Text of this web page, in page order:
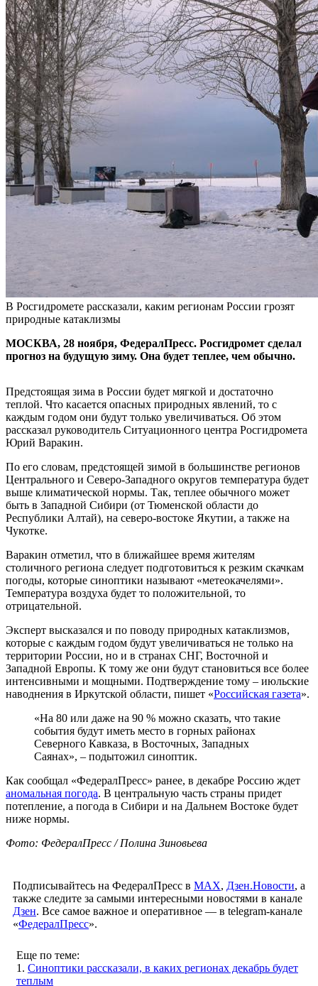
В Росгидромете рассказали, каким регионам России грозят
природные катаклизмы
МОСКВА, 28 ноября, ФедералПресс. Росгидромет сделал
прогноз на будущую зиму. Она будет теплее, чем обычно.
Предстоящая зима в России будет мягкой и достаточно
теплой. Что касается опасных природных явлений, то с
каждым годом они будут только увеличиваться. Об этом
рассказал руководитель Ситуационного центра Росгидромета
Юрий Варакин.
По его словам, предстоящей зимой в большинстве регионов
Центрального и Северо-Западного округов температура будет
выше климатической нормы. Так, теплее обычного может
быть в Западной Сибири (от Тюменской области до
Республики Алтай), на северо-востоке Якутии, а также на
Чукотке.
Варакин отметил, что в ближайшее время жителям
столичного региона следует подготовиться к резким скачкам
погоды, которые синоптики называют «метеокачелями».
Температура воздуха будет то положительной, то
отрицательной.
Эксперт высказался и по поводу природных катаклизмов,
которые с каждым годом будут увеличиваться не только на
территории России, но и в странах СНГ, Восточной и
Западной Европы. К тому же они будут становиться все более
интенсивными и мощными. Подтверждение тому – июльские
наводнения в Иркутской области, пишет «Российская газета».
«На 80 или даже на 90 % можно сказать, что такие
события будут иметь место в горных районах
Северного Кавказа, в Восточных, Западных
Саянах», – подытожил синоптик.
Как сообщал «ФедералПресс» ранее, в декабре Россию ждет
аномальная погода. В центральную часть страны придет
потепление, а погода в Сибири и на Дальнем Востоке будет
ниже нормы.
Фото: ФедералПресс / Полина Зиновьева
Подписывайтесь на ФедералПресс в МАХ, Дзен.Новости, а
также следите за самыми интересными новостями в канале
Дзен. Все самое важное и оперативное — в telegram-канале
«ФедералПресс».
Еще по теме:
1. Синоптики рассказали, в каких регионах декабрь будет
теплым